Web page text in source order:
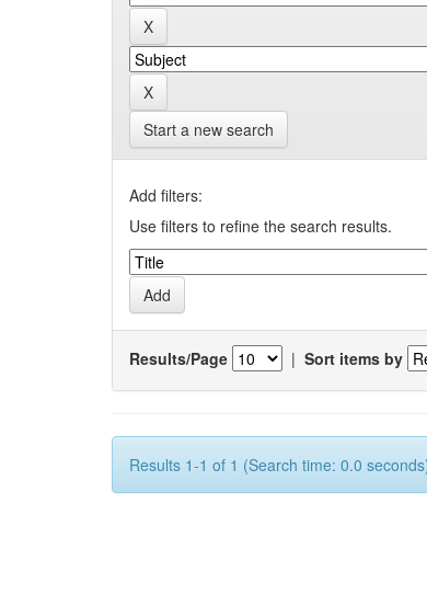
Start a new search
Add filters:
Use filters to refine the search results.
Results/Page | Sort items by
Results 1-1 of 1 (Search time: 0.0